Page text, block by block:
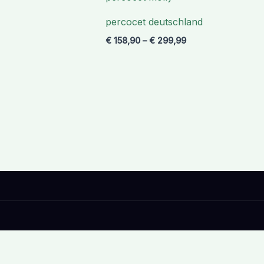
percocet deutschland
€158,90 –€299,99